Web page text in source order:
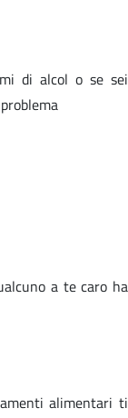
di alcol o se sei
a te caro ha
alimentari ti